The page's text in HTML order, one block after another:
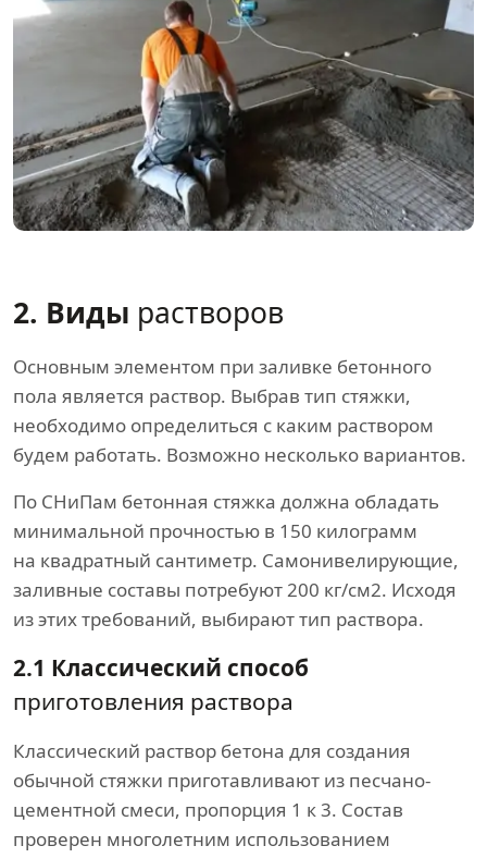
2. Виды растворов
Основным элементом при заливке бетонного
пола является раствор. Выбрав тип стяжки,
необходимо определиться с каким раствором
будем работать. Возможно несколько вариантов.
По СНиПам бетонная стяжка должна обладать
минимальной прочностью в 150 килограмм
на квадратный сантиметр. Самонивелирующие,
заливные составы потребуют 200 кг/см2. Исходя
из этих требований, выбирают тип раствора.
2.1 Классический способ
приготовления раствора
Классический раствор бетона для создания
обычной стяжки приготавливают из песчано-
цементной смеси, пропорция 1 к 3. Состав
проверен многолетним использованием